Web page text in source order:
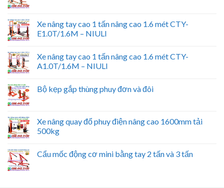
Xe nâng tay cao 1 tấn nâng cao 1.6 mét CTY-
E1.0T/1.6M – NIULI
Xe nâng tay cao 1 tấn nâng cao 1.6 mét CTY-
A1.0T/1.6M – NIULI
Bộ kẹp gắp thùng phuy đơn và đôi
Xe nâng quay đổ phuy điện nâng cao 1600mm tải
500kg
Cẩu mốc động cơ mini bằng tay 2 tấn và 3 tấn